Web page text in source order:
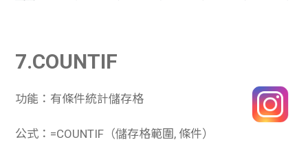
7.COUNTIF
功能：有條件統計儲存格
公式：=COUNTIF（儲存格範圍, 條件）